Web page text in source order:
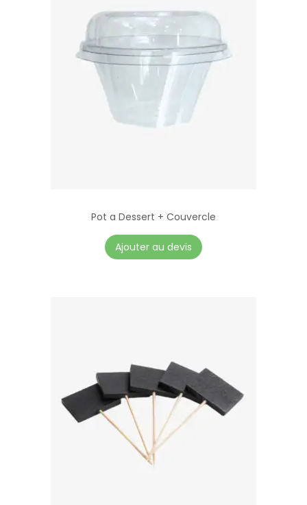
Pot a Dessert + Couvercle
Ajouter au devis